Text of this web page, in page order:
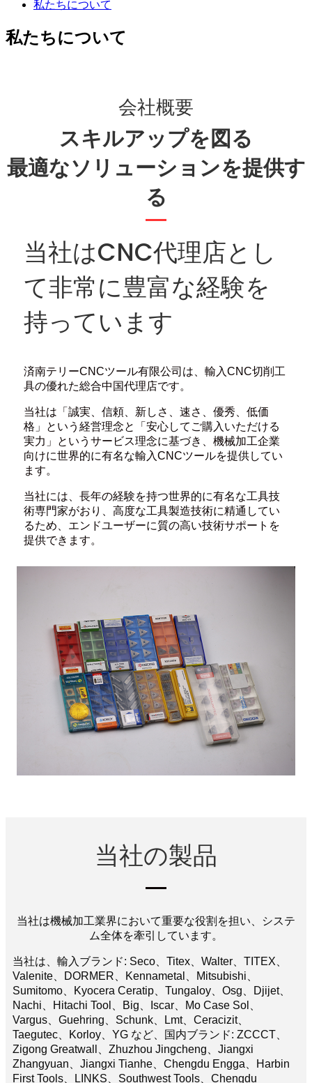
私たちについて
私たちについて
会社概要
スキルアップを図る
最適なソリューションを提供す
る
当社はCNC代理店とし
て非常に豊富な経験を
持っています
済南テリーCNCツール有限公司は、輸入CNC切削工
具の優れた総合中国代理店です。
当社は「誠実、信頼、新しさ、速さ、優秀、低価
格」という経営理念と「安心してご購入いただける
実力」というサービス理念に基づき、機械加工企業
向けに世界的に有名な輸入CNCツールを提供してい
ます。
当社には、長年の経験を持つ世界的に有名な工具技
術専門家がおり、高度な工具製造技術に精通してい
るため、エンドユーザーに質の高い技術サポートを
提供できます。
当社の製品
当社は機械加工業界において重要な役割を担い、システ
ム全体を牽引しています。
当社は、輸入ブランド: Seco、Titex、Walter、TITEX、
Valenite、DORMER、Kennametal、Mitsubishi、
Sumitomo、Kyocera Ceratip、Tungaloy、Osg、Djijet、
Nachi、Hitachi Tool、Big、Iscar、Mo Case Sol、
Vargus、Guehring、Schunk、Lmt、Ceracizit、
Taegutec、Korloy、YG など、国内ブランド: ZCCCT、
Zigong Greatwall、Zhuzhou Jingcheng、Jiangxi
Zhangyuan、Jiangxi Tianhe、Chengdu Engga、Harbin
First Tools、LINKS、Southwest Tools、Chengdu